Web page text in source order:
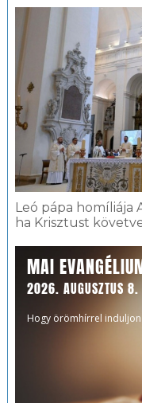
Leó pápa homíliája
ha Krisztust
MAI
2026. AUGUSZTUS 8.
Hogy örömhírrel